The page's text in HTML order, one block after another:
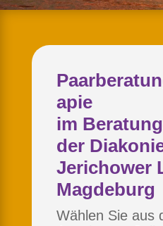
apie
im
der
Jerichower
Magdeburg
Wählen Sie aus